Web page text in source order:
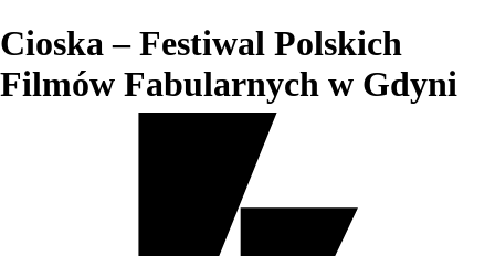
Cioska – Festiwal Polskich
Filmów Fabularnych w Gdyni